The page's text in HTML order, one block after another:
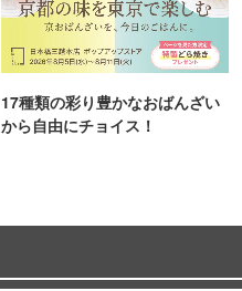
17種類の彩り豊かなおばんざい
から自由にチョイス！